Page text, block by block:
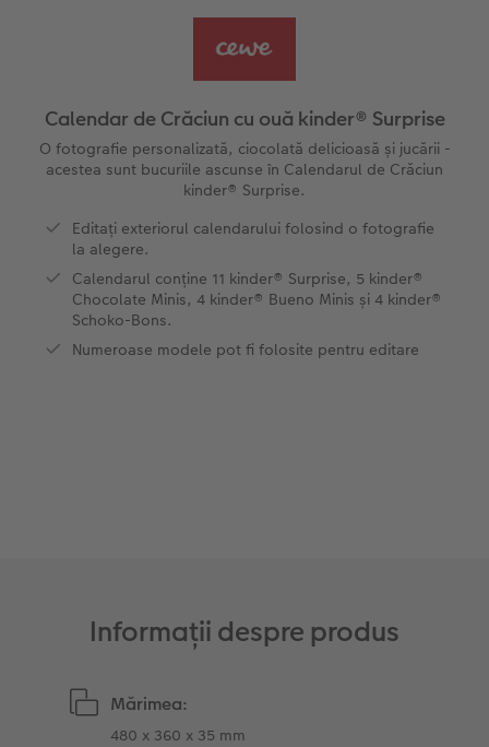
Exemplele clienților
CEWE FOTOCARTE Kids
CEWE FOTOCARTE Art Collection
Accesorii
Nature Prints
Poster Premium
Art Prints
Fotografii standard
Cutii cu fotografii
Set fotografii
Fotografie Aludibond
Fotografie pe Forex
Panou de întâmpinare nuntă
Baghete pentru poster
Hexxas
Fotografie pe lemn
Accesorii
Rechizite școlare și de birou
Cutii de cadou
Textile
Art Prints
Calendare foto
Povești CEWE
Idei de cadouri pentru cei dragi
Interviuri
Călătorie
Nuntă
Absolvire
Calendar de Crăciun cu ouă kinder® Surprise
O fotografie personalizată, ciocolată delicioasă și jucării -
acestea sunt bucuriile ascunse în Calendarul de Crăciun
kinder® Surprise.
Editați exteriorul calendarului folosind o fotografie
la alegere.
Calendarul conține 11 kinder® Surprise, 5 kinder®
Chocolate Minis, 4 kinder® Bueno Minis și 4 kinder®
Schoko-Bons.
Numeroase modele pot fi folosite pentru editare
Informații despre produs
Mărimea:
480 x 360 x 35 mm